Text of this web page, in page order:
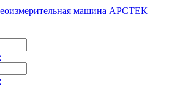
машина АРСТЕК